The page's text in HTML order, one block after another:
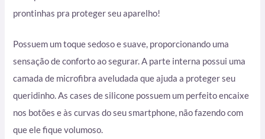
prontinhas pra proteger seu aparelho!
Possuem um toque sedoso e suave, proporcionando uma
sensação de conforto ao segurar. A parte interna possui uma
camada de microfibra aveludada que ajuda a proteger seu
queridinho. As cases de silicone possuem um perfeito encaixe
nos botões e às curvas do seu smartphone, não fazendo com
que ele fique volumoso.